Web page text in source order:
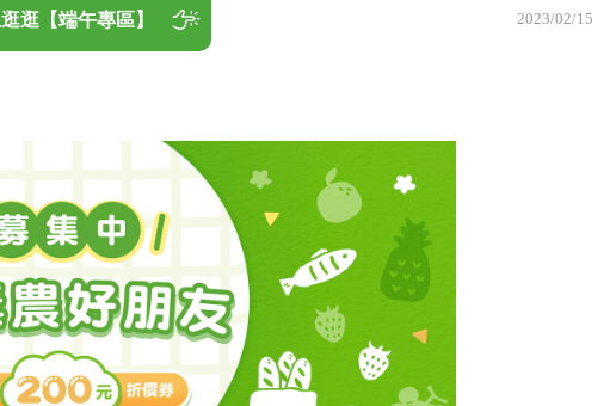
逛【端午專區】 2023/02/15